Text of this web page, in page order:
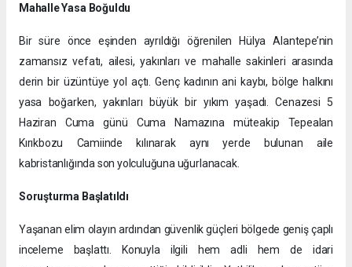
Mahalle Yasa Boğuldu
Bir süre önce eşinden ayrıldığı öğrenilen Hülya Alantepe’nin
zamansız vefatı, ailesi, yakınları ve mahalle sakinleri arasında
derin bir üzüntüye yol açtı. Genç kadının ani kaybı, bölge halkını
yasa boğarken, yakınları büyük bir yıkım yaşadı. Cenazesi 5
Haziran Cuma günü Cuma Namazına müteakip Tepealan
Kırıkbozu Camiinde kılınarak aynı yerde bulunan aile
kabristanlığında son yolculuğuna uğurlanacak.
Soruşturma Başlatıldı
Yaşanan elim olayın ardından güvenlik güçleri bölgede geniş çaplı
inceleme başlattı. Konuyla ilgili hem adli hem de idari